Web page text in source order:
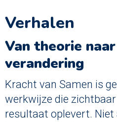
Verhalen
Van theorie
verandering
Kracht van Samen is
werkwijze die
resultaat oplevert. Niet